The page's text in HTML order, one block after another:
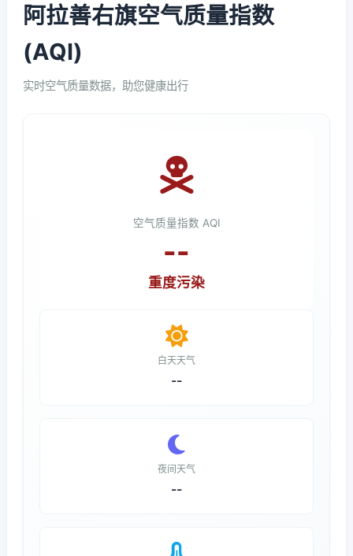
阿拉善右旗空气质量指数
(AQI)
实时空气质量数据，助您健康出行
空气质量指数 AQI
--
重度污染
白天天气
--
夜间天气
--